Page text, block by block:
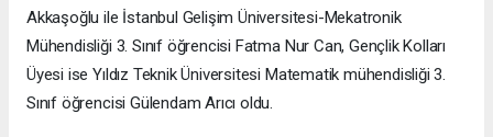
Akkaşoğlu ile İstanbul Gelişim Üniversitesi-Mekatronik
Mühendisliği 3. Sınıf öğrencisi Fatma Nur Can, Gençlik Kolları
Üyesi ise Yıldız Teknik Üniversitesi Matematik mühendisliği 3.
Sınıf öğrencisi Gülendam Arıcı oldu.